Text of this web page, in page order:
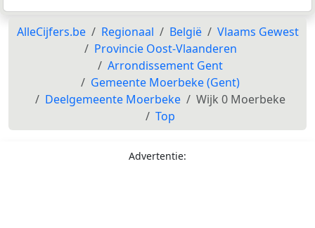
AlleCijfers.be Regionaal België
Vlaams Gewest
Provincie Oost-Vlaanderen
Arrondissement Gent
Gemeente Moerbeke (Gent)
Deelgemeente Moerbeke
Wijk 0 Moerbeke
Top
Advertentie: